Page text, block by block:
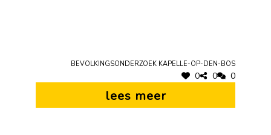
Bevolkingsonderzoek Kapelle-op-den-Bos
0 0 0
lees meer